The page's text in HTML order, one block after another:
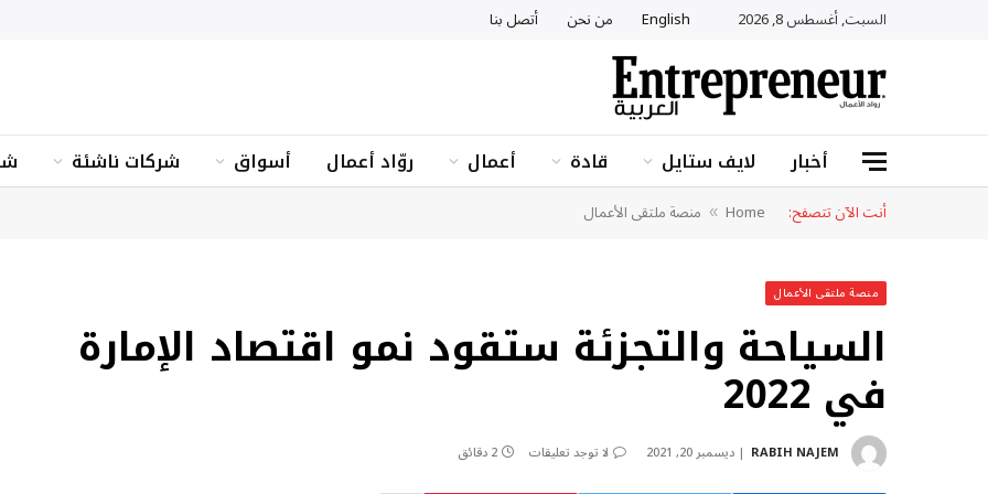
السبت, أغسطس 8, 2026 English من نحن أتصل بنا
أخبار لايف ستايل قادة أعمال روّاد أعمال أسواق شركات ناشئة
أنت الآن تتصفح: Home
» منصة ملتقى الأعمال
منصة ملتقى الأعمال
السياحة والتجزئة ستقود نمو اقتصاد الإمارة
في 2022
RABIH NAJEM ديسمبر 20, 2021 لا توجد تعليقات 2 دقائق